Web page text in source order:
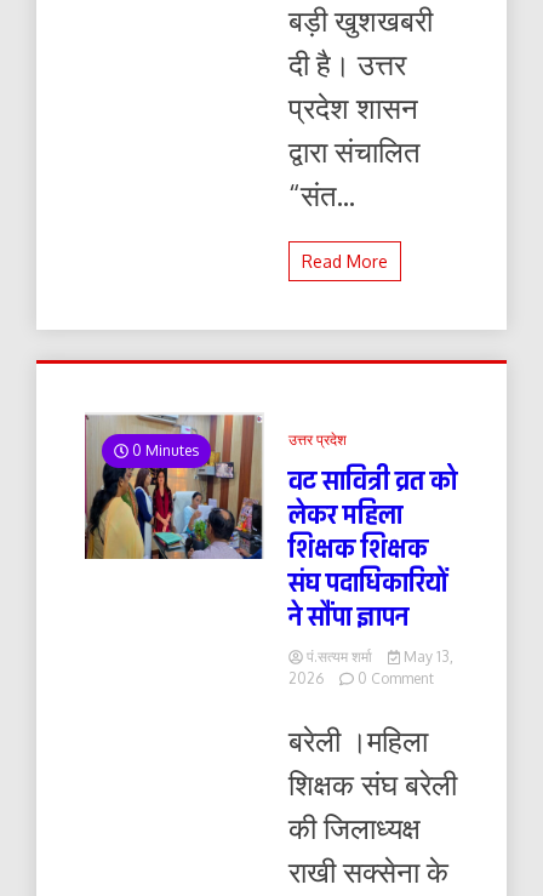
बड़ी खुशखबरी
दी है। उत्तर
प्रदेश शासन
द्वारा संचालित
“संत...
Read More
0 Minutes
उत्तर प्रदेश
वट सावित्री व्रत को
लेकर महिला
शिक्षक शिक्षक
संघ पदाधिकारियों
ने सौंपा ज्ञापन
पं.सत्यम शर्मा
May 13,
2026
0 Commenton
लेकर
शिक्षक
संघ
बरेली ।महिला
शिक्षक संघ बरेली
की जिलाध्यक्ष
राखी सक्सेना के